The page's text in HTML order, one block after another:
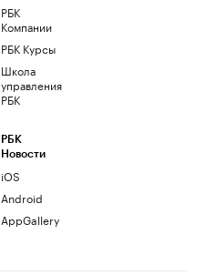
РБК
Компании
РБК Курсы
Школа
управления
РБК
РБК
Новости
iOS
Android
AppGallery